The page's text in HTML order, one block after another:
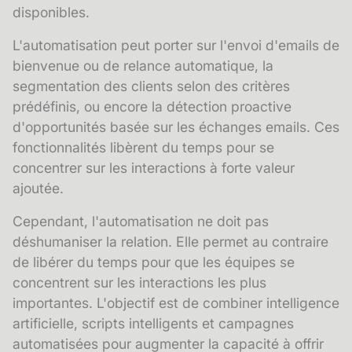
disponibles.
L'automatisation peut porter sur l'envoi d'emails de
bienvenue ou de relance automatique, la
segmentation des clients selon des critères
prédéfinis, ou encore la détection proactive
d'opportunités basée sur les échanges emails. Ces
fonctionnalités libèrent du temps pour se
concentrer sur les interactions à forte valeur
ajoutée.
Cependant, l'automatisation ne doit pas
déshumaniser la relation. Elle permet au contraire
de libérer du temps pour que les équipes se
concentrent sur les interactions les plus
importantes. L'objectif est de combiner intelligence
artificielle, scripts intelligents et campagnes
automatisées pour augmenter la capacité à offrir